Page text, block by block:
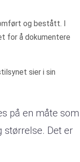
og bestått. I
for å dokumentere
sier i sin
på en måte som
størrelse. Det er